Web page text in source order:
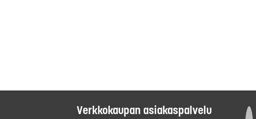
Verkkokaupan asiakaspalvelu